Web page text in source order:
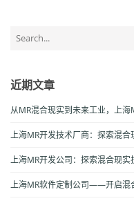
for:
近期文章
从MR混合现实到未来工业，上
上海MR开发技术厂商：探索混
上海MR开发公司：探索混合现
上海MR软件定制公司——开启混